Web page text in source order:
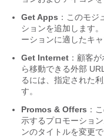
Get Apps ：このモ
ションを追加します
ーションに適したキ
Get Internet ：顧客
ら移動できる外部
るには、指定された
す。
Promos & Offers ：
示するプロモーショ
ンのタイトルを変更